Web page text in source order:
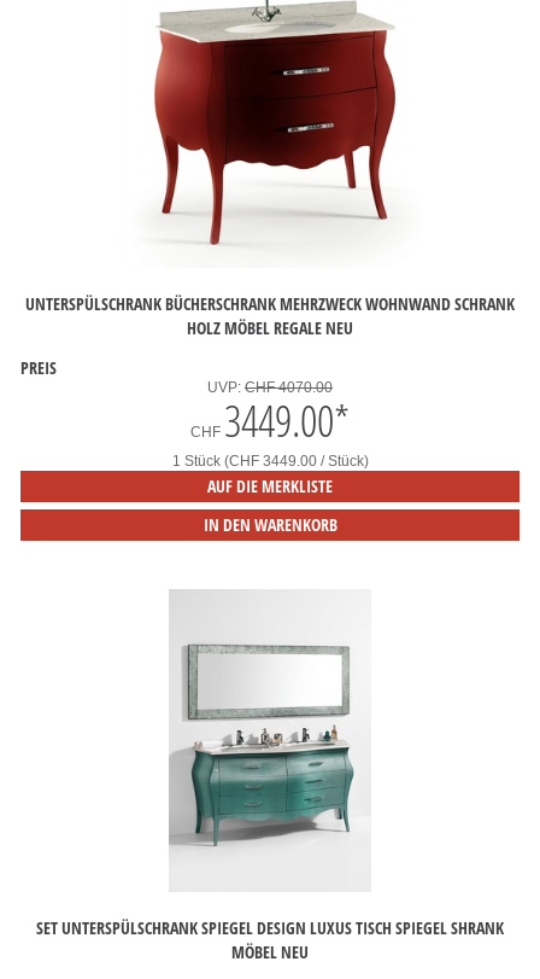
UNTERSPÜLSCHRANK BÜCHERSCHRANK MEHRZWECK WOHNWAND SCHRANK
HOLZ MÖBEL REGALE NEU
PREIS
UVP: CHF 4070.00
CHF 3449.00*
1 Stück (CHF 3449.00 / Stück)
AUF DIE MERKLISTE
IN DEN WARENKORB
SET UNTERSPÜLSCHRANK SPIEGEL DESIGN LUXUS TISCH SPIEGEL SHRANK
MÖBEL NEU